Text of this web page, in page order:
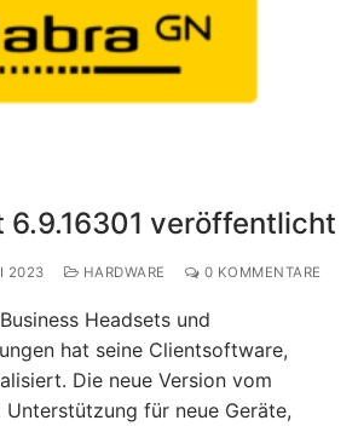
6.9.16301 veröffentlicht
2023 HARDWARE 0 KOMMENTARE
Headsets und
hat seine Clientsoftware,
Die neue Version vom
für neue Geräte,